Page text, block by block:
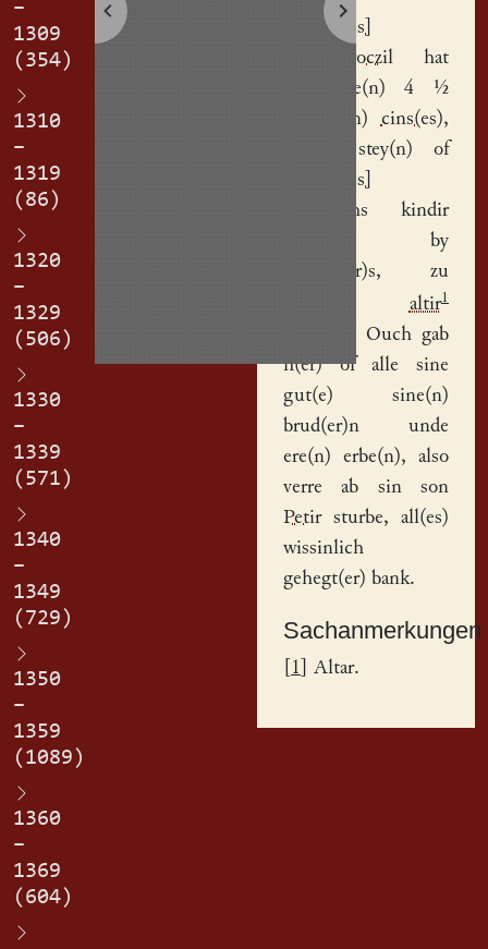
–
1309
(354)
1310
–
1319
(86)
1320
–
1329
(506)
1330
–
1339
(571)
1340
–
1349
(729)
1350
–
1359
(1089)
1360
–
1369
(604)
Jo[hannes]
Mo(n)stroczilhat
bescheide(n) 4 ½
f(ertonem)cins(es),
di do stey(n) of
Jo[hannes]
Ermilrichs kindir
by
Wyden(er)s, zu
altir1
erpl(ich). Ouch gab
h(er) of alle sine
gut(e) sine(n)
brud(er)n unde
ere(n) erbe(n), also
verre ab sin son
Petirsturbe, all(es)
wissinlich
gehegt(er) bank.
Sachanmerkungen
1 ] Altar.